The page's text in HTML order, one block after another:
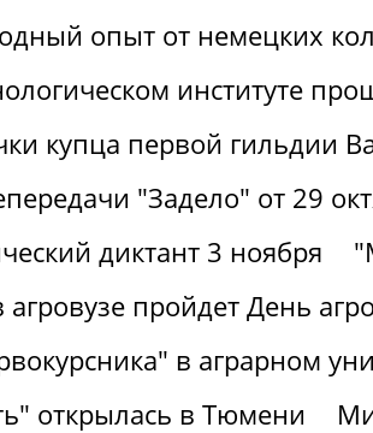
опыт от немецких
институте
купца первой гильдии
"Задело" от 29
диктант 3 ноября
агровузе пройдет День
в аграрном
открылась в Тюмени